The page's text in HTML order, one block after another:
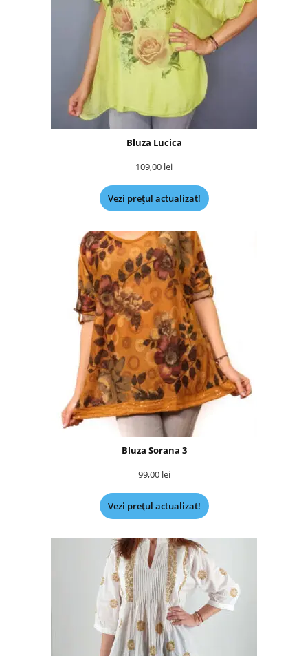
Bluza Lucica
109,00 lei
Vezi prețul actualizat!
Bluza Sorana 3
99,00 lei
Vezi prețul actualizat!